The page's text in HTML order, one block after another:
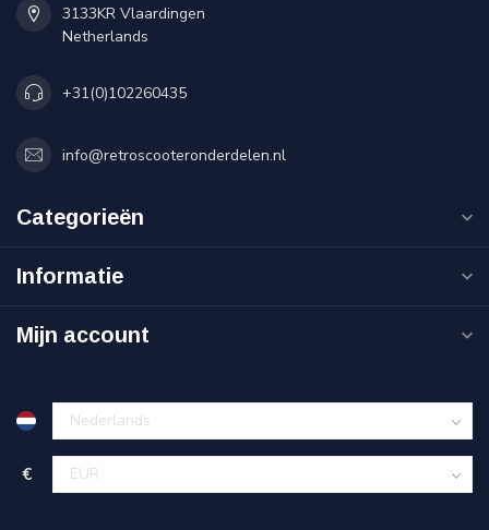
3133KR Vlaardingen
Netherlands
+31(0)102260435
info@retroscooteronderdelen.nl
Categorieën
Informatie
Mijn account
€